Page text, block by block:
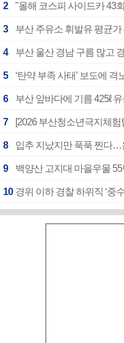
2 "올해 코스피 사이드카 43
3 부산 주유소 휘발유 평균
4
5
6 부산 앞바다에 기름 425ℓ
7
8 입추 지났지만 푹푹 찐다…
9 백양산 고지대 마을우물
10 경위 이하 경찰 하위직 ‘중